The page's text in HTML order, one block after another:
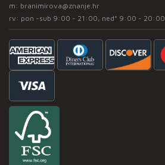
m: branimirova@znanje.hr
rv: pon -sub 9:00 - 21:00, ned* 9:00 - 20:00